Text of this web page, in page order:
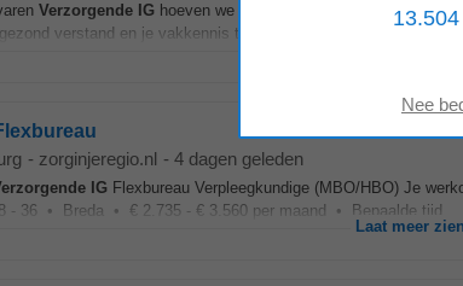
Verzorgende IG hoeven we jou niet uit te leggen hoe je
verstand en je vakkennis te gebruiken om de beste zorg te
- zorginjeregio.nl - 4 dagen geleden
IG Flexbureau Verpleegkundige (MBO/HBO) Je
- 36 • Breda • € 2.735 - € 3.560 per maand • Bepaalde tijd...
Laat meer zien
13.504